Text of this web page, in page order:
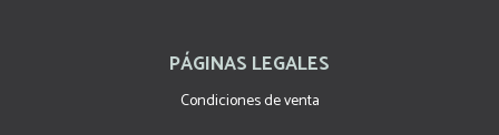
PÁGINAS LEGALES
Condiciones de venta